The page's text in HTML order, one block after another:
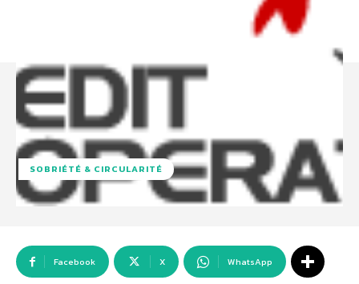
SOBRIÉTÉ & CIRCULARITÉ
Facebook X WhatsApp